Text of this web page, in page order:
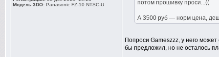
Модель 3DO: Panasonic FZ-10 NTSC-U
потом прошивку проси...((
А 3500 руб — норм цена,
Попроси Gameszzz, у него
бы предложил, но не осталось